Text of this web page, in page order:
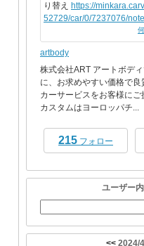
り替え
https://
52729/car/0/7237076/
artbody
株式会社ART アートボデ
に、お求めやすい価格で
カーサービスをお客様にご
カスタムはヨーロッパチ...
215 フォロー
ユーザー
<< 2024/4